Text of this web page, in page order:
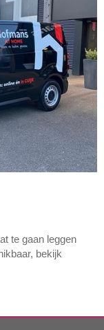
te gaan leggen
bekijk